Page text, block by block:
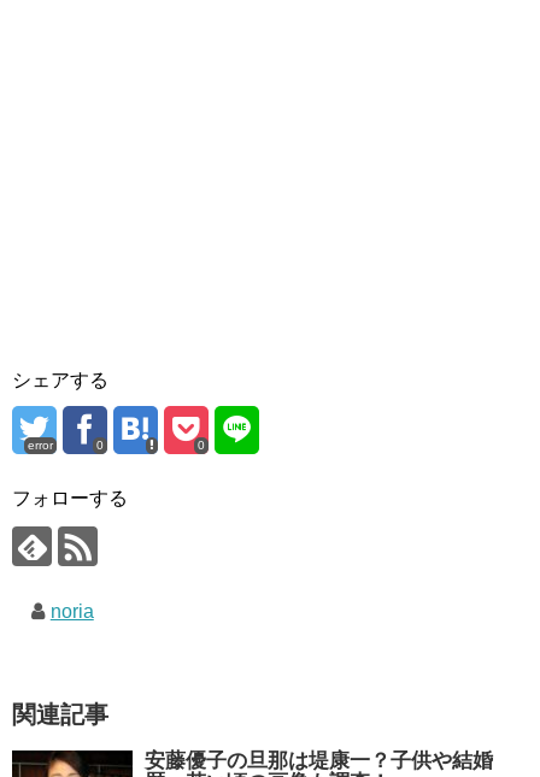
シェアする
error 0 0
フォローする
noria
関連記事
安藤優子の旦那は堤康一？子供や結婚